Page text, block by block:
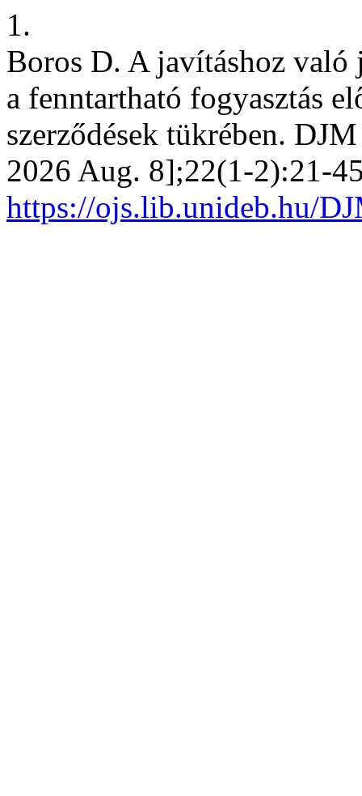
1.
Boros D. A javításhoz
a fenntartható fogyasztás
szerződések tükrében.
2026 Aug. 8];22(1-2):21-
https://ojs.lib.unideb.hu/